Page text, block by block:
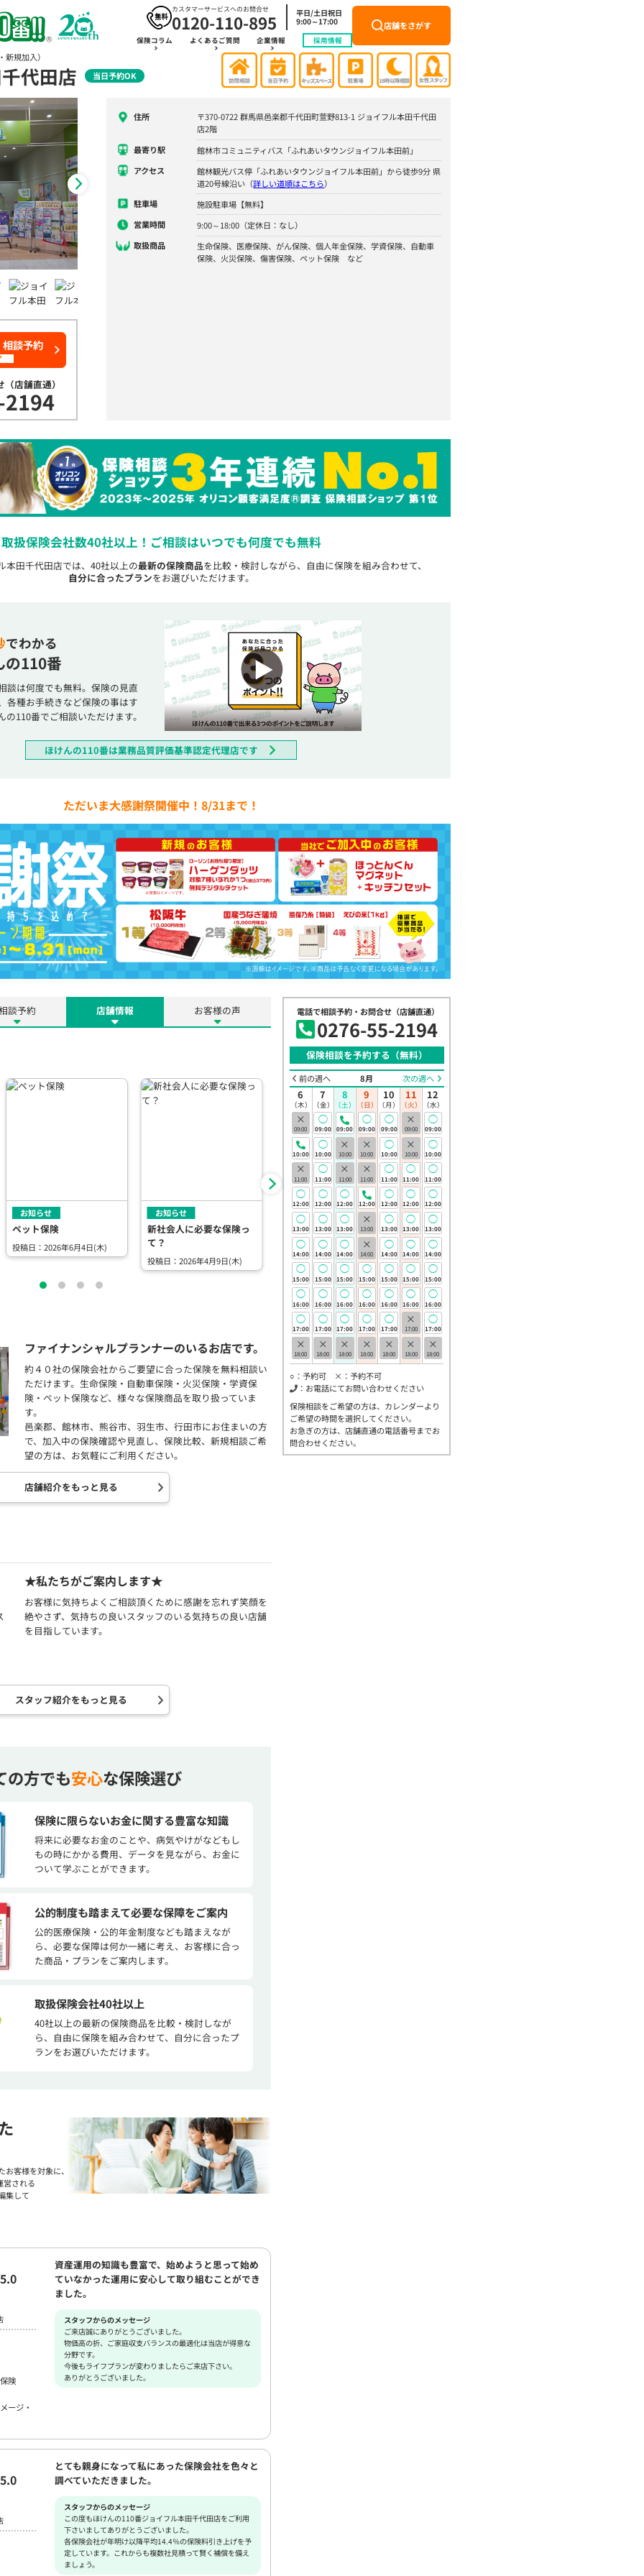
カスタマーサービスへのお問合せ
0120-110-895
平日/土日祝日
9:00～17:00
保険コラム よくあるご質問 企業情報 採用情報
店舗をさがす
規加入）
代田店 当日予約OK
店舗直通）
談予約
住所
〒370-0722 群馬県邑楽郡千代田町萱野813-1 ジョイフル本田千代田
店2階
最寄り駅
館林市コミュニティバス「ふれあいタウンジョイフル本田前」
アクセス
館林観光バス停「ふれあいタウンジョイフル本田前」から徒歩9分 県
道20号線沿い（詳しい道順はこちら）
駐車場
施設駐車場【無料】
営業時間
9:00～18:00（定休日：なし）
取扱商品
生命保険、医療保険、がん保険、個人年金保険、学資保険、自動車
保険、火災保険、傷害保険、ペット保険 など
取扱保険会社数40社以上！ ご相談はいつでも何度でも無料
本田千代田店では、40社以上の最新の保険商品を比較・検討しながら、自由に保険を組み合わせて、
自分に合ったプランをお選びいただけます。
でわかる
の110番
談は何度でも無料。保険の見直
各種お手続きなど保険の事はす
の110番でご相談いただけます。
ほけんの110番は業務品質評価基準認定代理店です
ただいま大感謝祭開催中！8/31まで！
保険相談を予約する（無料）
前の週へ 8月 次の週へ
6
（木）
×
09:00
10:00
×
11:00
◯
12:00
◯
13:00
◯
14:00
◯
15:00
◯
16:00
◯
17:00
×
18:00
7
（金）
◯
09:00
◯
10:00
◯
11:00
◯
12:00
◯
13:00
◯
14:00
◯
15:00
◯
16:00
◯
17:00
×
18:00
8
（土）
09:00
×
10:00
×
11:00
◯
12:00
◯
13:00
◯
14:00
◯
15:00
◯
16:00
◯
17:00
×
18:00
9
（日）
◯
09:00
×
10:00
×
11:00
12:00
×
13:00
×
14:00
◯
15:00
◯
16:00
◯
17:00
×
18:00
10
（月）
◯
09:00
◯
10:00
◯
11:00
◯
12:00
◯
13:00
◯
14:00
◯
15:00
◯
16:00
◯
17:00
×
18:00
11
（火）
×
09:00
×
10:00
◯
11:00
◯
12:00
◯
13:00
◯
14:00
◯
15:00
◯
16:00
×
17:00
×
18:00
12
（水）
◯
09:00
◯
10:00
◯
11:00
◯
12:00
◯
13:00
◯
14:00
◯
15:00
◯
16:00
◯
17:00
×
18:00
○：予約可 ×：予約不可
：お電話にてお問い合わせください
保険相談をご希望の方は、カレンダーより
ご希望の時間を選択してください。
お急ぎの方は、店舗直通の電話番号までお
問合わせください。
電話で相談予約・お問合せ（店舗直通）
0276-55-2194
談予約 店舗情報 お客様の声
お知らせ
ペット保険
投稿日：2026年6月4日(木)
お知らせ
新社会人に必要な保険っ
て？
投稿日：2026年4月9日(木)
お知らせ
家族の生活を守る保険
（死亡保険）
投稿日：2026年3月2日(月)
ファイナンシャルプランナーのいるお店です。
約４０社の保険会社からご要望に合った保険を無料相談い
ただけます。生命保険・自動車保険・火災保険・学資保
険・ペット保険など、様々な保険商品を取り扱っていま
す。
邑楽郡、館林市、熊谷市、羽生市、行田市にお住まいの方
で、加入中の保険確認や見直し、保険比較、新規相談ご希
望の方は、お気軽にご利用ください。
店舗紹介をもっと見る
★私たちがご案内します★
お客様に気持ちよくご相談頂くために感謝を忘れず笑顔を
絶やさず、気持ちの良いスタッフのいる気持ちの良い店舗
を目指しています。
スタッフ紹介をもっと見る
の方でも安心な保険選び
保険に限らないお金に関する豊富な知識
将来に必要なお金のことや、病気やけがなどもし
もの時にかかる費用、データを見ながら、お金に
ついて学ぶことができます。
公的制度も踏まえて必要な保障をご案内
公的医療保険・公的年金制度なども踏まえなが
ら、必要な保障は何か一緒に考え、お客様に合っ
た商品・プランをご案内します。
取扱保険会社40社以上
40社以上の最新の保険商品を比較・検討しなが
ら、自由に保険を組み合わせて、自分に合ったプ
ランをお選びいただけます。
客様を対象に、
営される
集して
5.0
険
ージ・
資産運用の知識も豊富で、始めようと思って始め
ていなかった運用に安心して取り組むことができ
ました。
スタッフからのメッセージ
ご来店誠にありがとうございました。
物価高の折、ご家庭収支バランスの最適化は当店が得意な
分野です。
今後もライフプランが変わりましたらご来店下さい。
ありがとうございました。
5.0
とても親身になって私にあった保険会社を色々と
調べていただきました。
スタッフからのメッセージ
この度もほけんの110番ジョイフル本田千代田店をご利用
下さいましてありがとうございました。
各保険会社が年明け以降平均14.4％の保険料引き上げを予
定しています。これからも複数社見積って賢く補償を備え
ましょう。